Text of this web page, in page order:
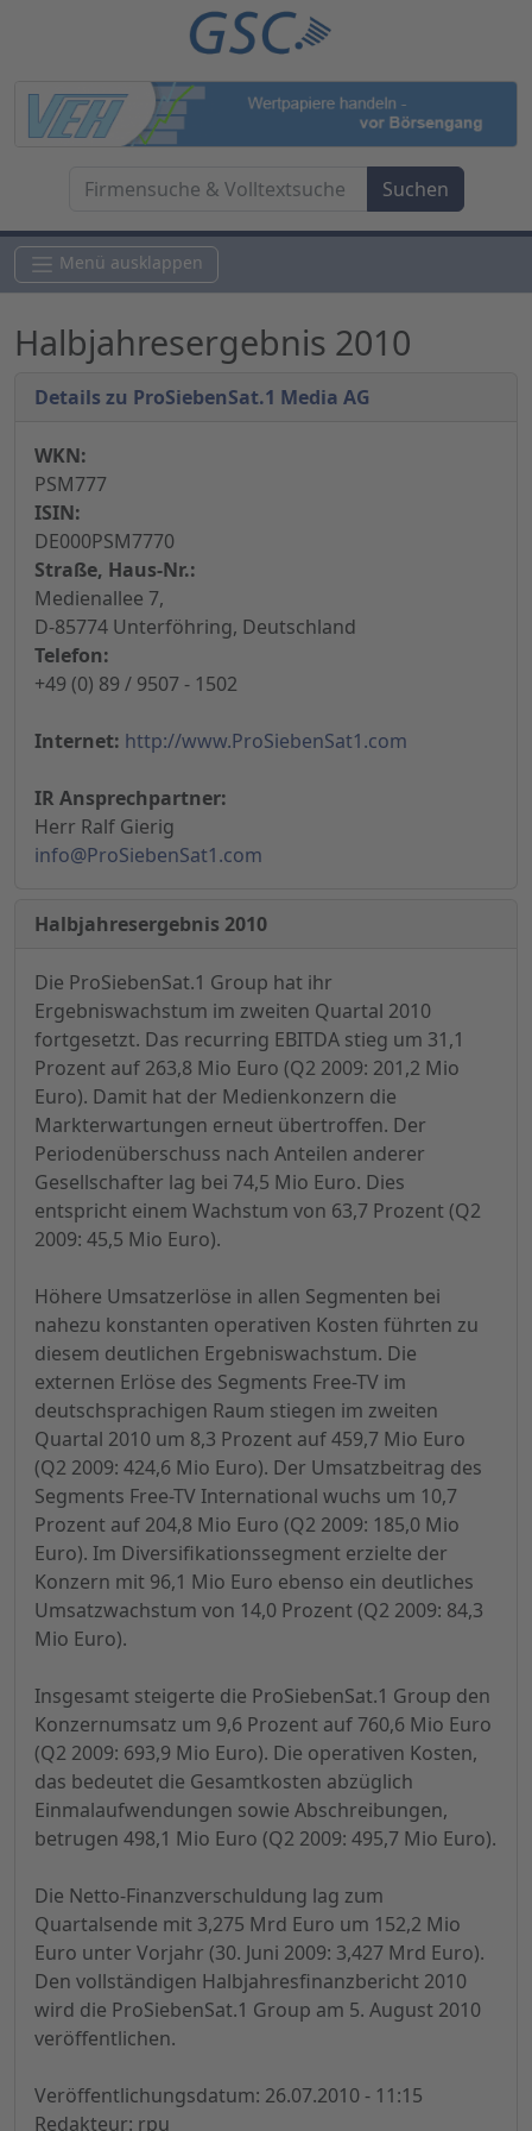
Menü ausklappen
Halbjahresergebnis 2010
Details zu ProSiebenSat.1 Media AG
WKN:
PSM777
ISIN:
DE000PSM7770
Straße, Haus-Nr.:
Medienallee 7,
D-85774 Unterföhring, Deutschland
Telefon:
+49 (0) 89 / 9507 - 1502
Internet: http://www.ProSiebenSat1.com
IR Ansprechpartner:
Herr Ralf Gierig
info@ProSiebenSat1.com
Halbjahresergebnis 2010
Die ProSiebenSat.1 Group hat ihr
Ergebniswachstum im zweiten Quartal 2010
fortgesetzt. Das recurring EBITDA stieg um 31,1
Prozent auf 263,8 Mio Euro (Q2 2009: 201,2 Mio
Euro). Damit hat der Medienkonzern die
Markterwartungen erneut übertroffen. Der
Periodenüberschuss nach Anteilen anderer
Gesellschafter lag bei 74,5 Mio Euro. Dies
entspricht einem Wachstum von 63,7 Prozent (Q2
2009: 45,5 Mio Euro).
Höhere Umsatzerlöse in allen Segmenten bei
nahezu konstanten operativen Kosten führten zu
diesem deutlichen Ergebniswachstum. Die
externen Erlöse des Segments Free-TV im
deutschsprachigen Raum stiegen im zweiten
Quartal 2010 um 8,3 Prozent auf 459,7 Mio Euro
(Q2 2009: 424,6 Mio Euro). Der Umsatzbeitrag des
Segments Free-TV International wuchs um 10,7
Prozent auf 204,8 Mio Euro (Q2 2009: 185,0 Mio
Euro). Im Diversifikationssegment erzielte der
Konzern mit 96,1 Mio Euro ebenso ein deutliches
Umsatzwachstum von 14,0 Prozent (Q2 2009: 84,3
Mio Euro).
Insgesamt steigerte die ProSiebenSat.1 Group den
Konzernumsatz um 9,6 Prozent auf 760,6 Mio Euro
(Q2 2009: 693,9 Mio Euro). Die operativen Kosten,
das bedeutet die Gesamtkosten abzüglich
Einmalaufwendungen sowie Abschreibungen,
betrugen 498,1 Mio Euro (Q2 2009: 495,7 Mio Euro).
Die Netto-Finanzverschuldung lag zum
Quartalsende mit 3,275 Mrd Euro um 152,2 Mio
Euro unter Vorjahr (30. Juni 2009: 3,427 Mrd Euro).
Den vollständigen Halbjahresfinanzbericht 2010
wird die ProSiebenSat.1 Group am 5. August 2010
veröffentlichen.
Veröffentlichungsdatum: 26.07.2010 - 11:15
Redakteur: rpu